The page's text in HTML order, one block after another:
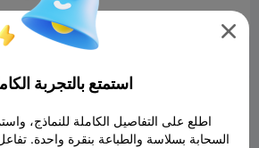

استمتع بالتجربة
اطلع على التفاصيل الكاملة للنماذج،
السحابة بسلاسة والطباعة بنقرة واحدة.